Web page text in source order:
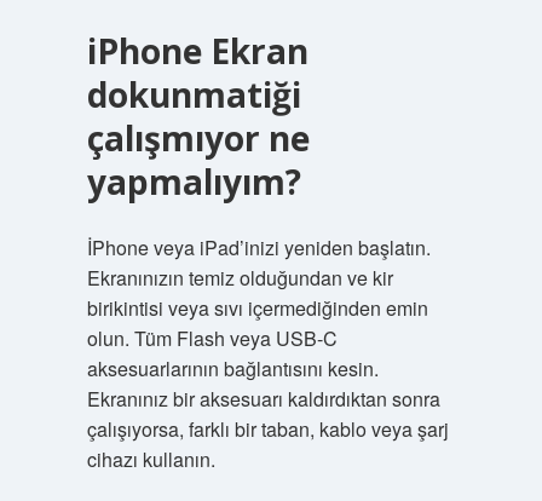
iPhone Ekran
dokunmatiği
çalışmıyor ne
yapmalıyım?
İPhone veya iPad’inizi yeniden başlatın.
Ekranınızın temiz olduğundan ve kir
birikintisi veya sıvı içermediğinden emin
olun. Tüm Flash veya USB-C
aksesuarlarının bağlantısını kesin.
Ekranınız bir aksesuarı kaldırdıktan sonra
çalışıyorsa, farklı bir taban, kablo veya şarj
cihazı kullanın.